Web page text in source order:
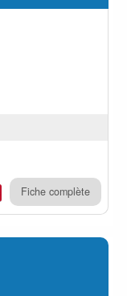
Fiche complète